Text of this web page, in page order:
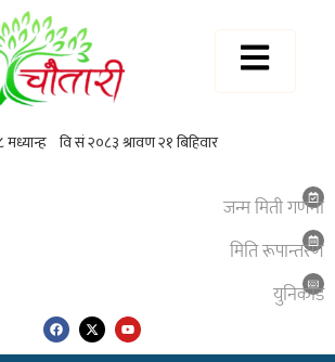
जन्म मिती गणना
मिति रूपान्तरण
युनिकाेड